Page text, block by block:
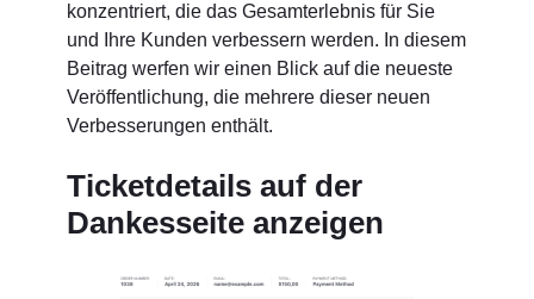
konzentriert, die das Gesamterlebnis für Sie
und Ihre Kunden verbessern werden. In diesem
Beitrag werfen wir einen Blick auf die neueste
Veröffentlichung, die mehrere dieser neuen
Verbesserungen enthält.
Ticketdetails auf der
Dankesseite anzeigen